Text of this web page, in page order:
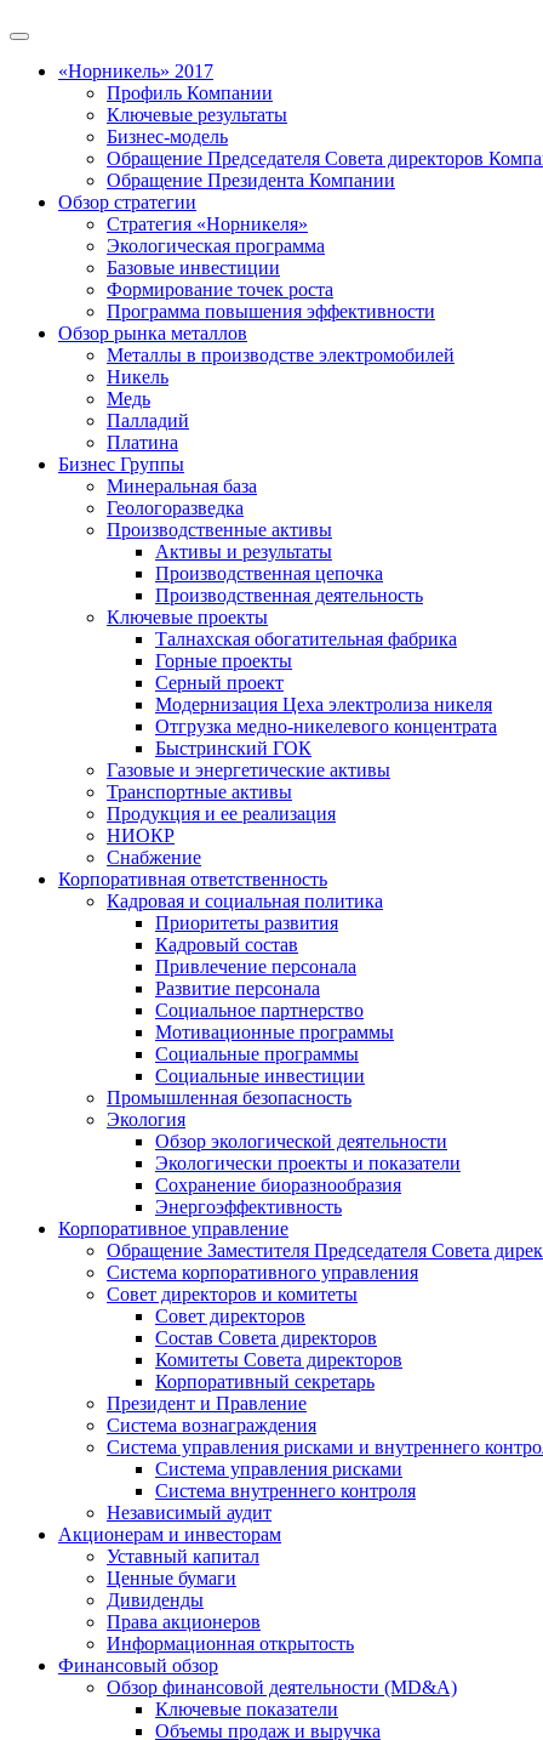
«Норникель» 2017
Профиль Компании
Ключевые результаты
Бизнес-модель
Обращение Председателя Совета директоров
Обращение Президента Компании
Обзор стратегии
Стратегия «Норникеля»
Экологическая программа
Базовые инвестиции
Формирование точек роста
Программа повышения эффективности
Обзор рынка металлов
Металлы в производстве электромобилей
Никель
Медь
Палладий
Платина
Бизнес Группы
Минеральная база
Геологоразведка
Производственные активы
Активы и результаты
Производственная цепочка
Производственная деятельность
Ключевые проекты
Талнахская обогатительная фабрика
Горные проекты
Серный проект
Модернизация Цеха электролиза никеля
Отгрузка медно-никелевого концентрата
Быстринский ГОК
Газовые и энергетические активы
Транспортные активы
Продукция и ее реализация
НИОКР
Снабжение
Корпоративная ответственность
Кадровая и социальная политика
Приоритеты развития
Кадровый состав
Привлечение персонала
Развитие персонала
Социальное партнерство
Мотивационные программы
Социальные программы
Социальные инвестиции
Промышленная безопасность
Экология
Обзор экологической деятельности
Экологически проекты и показатели
Сохранение биоразнообразия
Энергоэффективность
Корпоративное управление
Обращение Заместителя Председателя Совета
Система корпоративного управления
Совет директоров и комитеты
Совет директоров
Состав Совета директоров
Комитеты Совета директоров
Корпоративный секретарь
Президент и Правление
Система вознаграждения
Система управления рисками и внутреннего
Система управления рисками
Система внутреннего контроля
Независимый аудит
Акционерам и инвесторам
Уставный капитал
Ценные бумаги
Дивиденды
Права акционеров
Информационная открытость
Финансовый обзор
Обзор финансовой деятельности (MD&A)
Ключевые показатели
Объемы продаж и выручка